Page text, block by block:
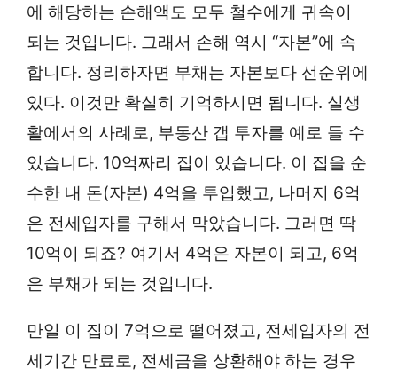
에 해당하는 손해액도 모두 철수에게 귀속이
되는 것입니다. 그래서 손해 역시 “자본”에 속
합니다. 정리하자면 부채는 자본보다 선순위에
있다. 이것만 확실히 기억하시면 됩니다. 실생
활에서의 사례로, 부동산 갭 투자를 예로 들 수
있습니다. 10억짜리 집이 있습니다. 이 집을 순
수한 내 돈(자본) 4억을 투입했고, 나머지 6억
은 전세입자를 구해서 막았습니다. 그러면 딱
10억이 되죠? 여기서 4억은 자본이 되고, 6억
은 부채가 되는 것입니다.
만일 이 집이 7억으로 떨어졌고, 전세입자의 전
세기간 만료로, 전세금을 상환해야 하는 경우